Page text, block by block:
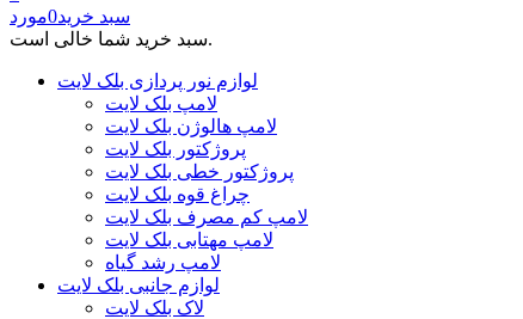
سبد خرید0مورد
سبد خرید شما خالی است.
لوازم نور پردازی بلک لایت
لامپ بلک لایت
لامپ هالوژن بلک لایت
پروژکتور بلک لایت
پروژکتور خطی بلک لایت
چراغ قوه بلک لایت
لامپ کم مصرف بلک لایت
لامپ مهتابی بلک لایت
لامپ رشد گیاه
لوازم جانبی بلک لایت
لاک بلک لایت